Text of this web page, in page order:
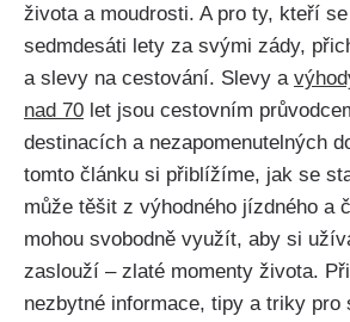
života⁣ a moudrosti. A​ pro ty, kteří
sedmdesáti lety za svými zády,
a ‍slevy na⁢ cestování. Slevy a
nad 70 ⁤let jsou cestovním
destinacích a nezapomenutelných
tomto článku si přiblížíme,⁣ jak‍ se
může těšit z výhodného jízdného a
mohou ⁤svobodně využít, aby si
zaslouží – zlaté momenty života.
nezbytné informace, tipy a triky pro